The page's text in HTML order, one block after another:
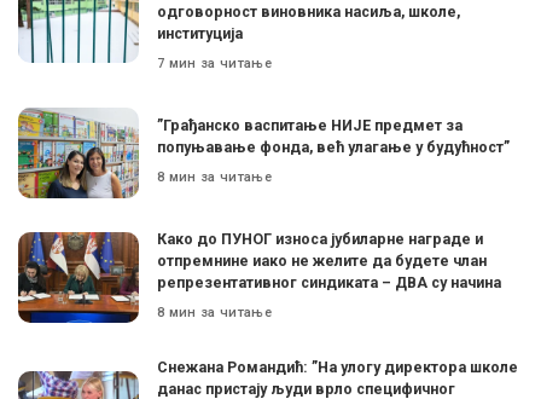
одговорност виновника насиља, школе,
институција
7 мин за читање
”Грађанско васпитање НИЈЕ предмет за
попуњавање фонда, већ улагање у будућност”
8 мин за читање
Како до ПУНОГ износа јубиларне награде и
отпремнине иако не желите да будете члан
репрезентативног синдиката – ДВА су начина
8 мин за читање
Снежана Романдић: ”На улогу директора школе
данас пристају људи врло специфичног